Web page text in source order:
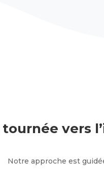
tournée vers
Notre approche est